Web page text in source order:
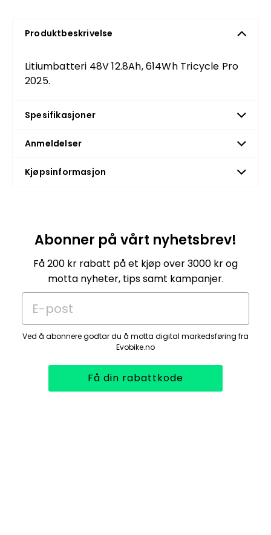
Produktbeskrivelse
Litiumbatteri 48V 12.8Ah, 614Wh Tricycle Pro
2025.
Spesifikasjoner
Anmeldelser
Kjøpsinformasjon
Abonner på vårt nyhetsbrev!
Få 200 kr rabatt på et kjøp over 3000 kr og
motta nyheter, tips samt kampanjer.
E-post
Ved å abonnere godtar du å motta digital markedsføring fra
Evobike.no
Få din rabattkode